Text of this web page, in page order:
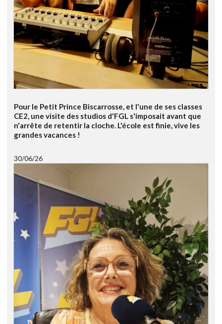
Pour le Petit Prince Biscarrosse, et l'une de ses classes
CE2, une visite des studios d'FGL s'imposait avant que
n'arrête de retentir la cloche. L'école est finie, vive les
grandes vacances !
30/06/26